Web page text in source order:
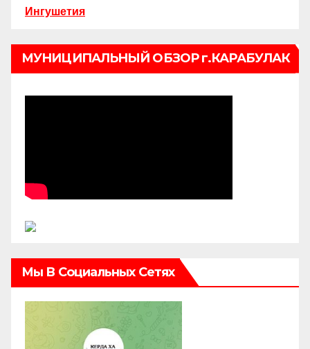
Ингушетия
МУНИЦИПАЛЬНЫЙ ОБЗОР г.КАРАБУЛАК
Мы В Социальных Сетях